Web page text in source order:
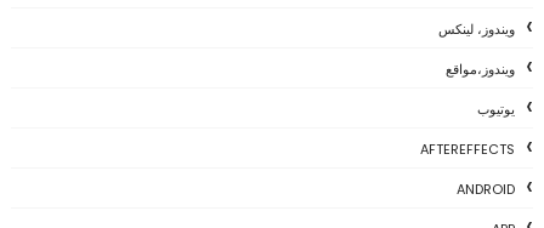
ويندوز، لينكس
ويندوز،مواقع
يوتيوب
AFTEREFFECTS
ANDROID